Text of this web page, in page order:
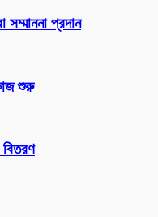
সম্মাননা প্রদান
শুরু